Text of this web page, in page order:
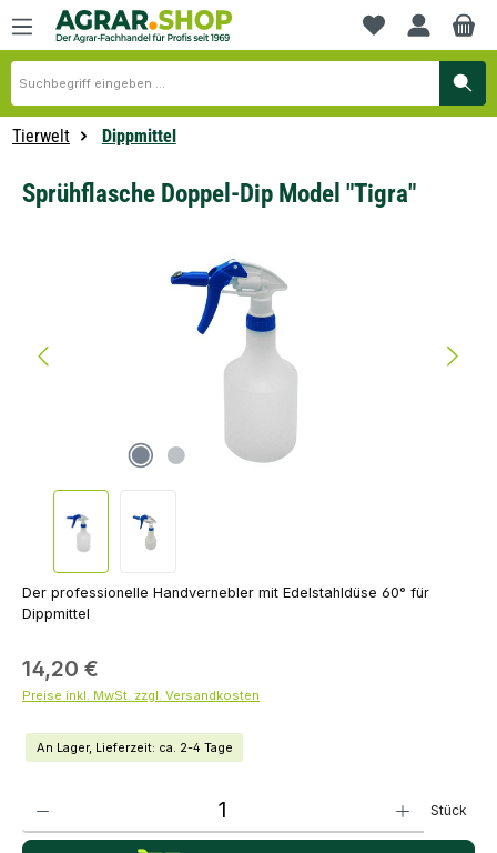
springen
Du hast 0
Tierwelt Dippmittel
Sprühflasche Doppel-Dip Model "Tigra"
Der professionelle Handvernebler mit Edelstahldüse 60° für
Dippmittel
14,20 €
Preise inkl. MwSt. zzgl. Versandkosten
An Lager, Lieferzeit: ca. 2-4 Tage
Stück